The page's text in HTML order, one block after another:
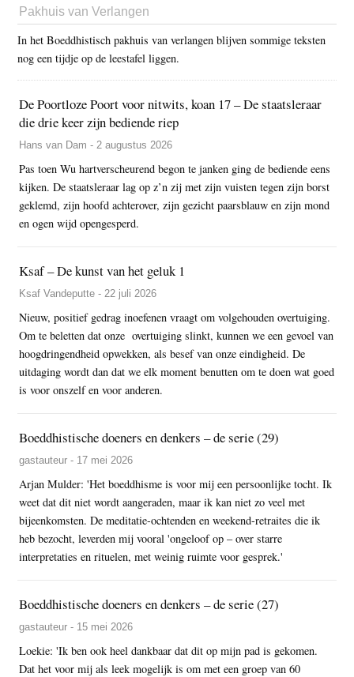
Pakhuis van Verlangen
In het Boeddhistisch pakhuis van verlangen blijven sommige teksten
nog een tijdje op de leestafel liggen.
De Poortloze Poort voor nitwits, koan 17 – De staatsleraar
die drie keer zijn bediende riep
Hans van Dam - 2 augustus 2026
Pas toen Wu hartverscheurend begon te janken ging de bediende eens
kijken. De staatsleraar lag op z’n zij met zijn vuisten tegen zijn borst
geklemd, zijn hoofd achterover, zijn gezicht paarsblauw en zijn mond
en ogen wijd opengesperd.
Ksaf – De kunst van het geluk 1
Ksaf Vandeputte - 22 juli 2026
Nieuw, positief gedrag inoefenen vraagt om volgehouden overtuiging.
Om te beletten dat onze overtuiging slinkt, kunnen we een gevoel van
hoogdringendheid opwekken, als besef van onze eindigheid. De
uitdaging wordt dan dat we elk moment benutten om te doen wat goed
is voor onszelf en voor anderen.
Boeddhistische doeners en denkers – de serie (29)
gastauteur - 17 mei 2026
Arjan Mulder: 'Het boeddhisme is voor mij een persoonlijke tocht. Ik
weet dat dit niet wordt aangeraden, maar ik kan niet zo veel met
bijeenkomsten. De meditatie-ochtenden en weekend-retraites die ik
heb bezocht, leverden mij vooral 'ongeloof op – over starre
interpretaties en rituelen, met weinig ruimte voor gesprek.'
Boeddhistische doeners en denkers – de serie (27)
gastauteur - 15 mei 2026
Loekie: 'Ik ben ook heel dankbaar dat dit op mijn pad is gekomen.
Dat het voor mij als leek mogelijk is om met een groep van 60